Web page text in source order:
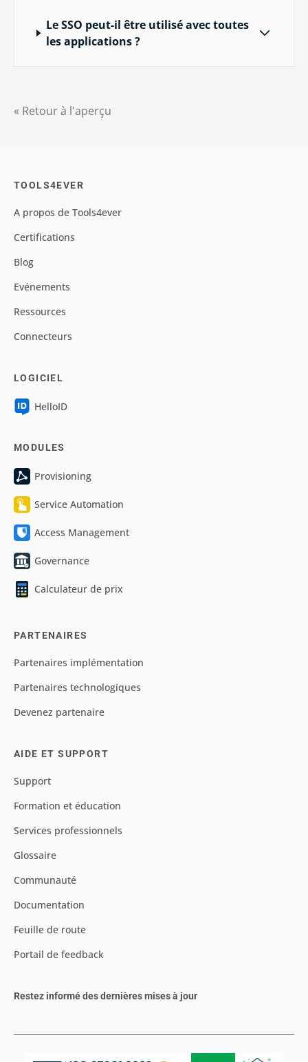
« Retour à l'aperçu
Le SSO peut-il être utilisé avec toutes
les applications ?
TOOLS4EVER
A propos de Tools4ever
Certifications
Blog
Evénements
Ressources
Connecteurs
LOGICIEL
HelloID
MODULES
Provisioning
Service Automation
Access Management
Governance
Calculateur de prix
PARTENAIRES
Partenaires implémentation
Partenaires technologiques
Devenez partenaire
AIDE ET SUPPORT
Support
Formation et éducation
Services professionnels
Glossaire
Communauté
Documentation
Feuille de route
Portail de feedback
Restez informé des dernières mises à jour